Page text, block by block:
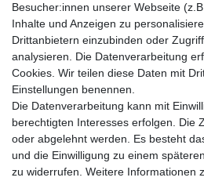
Newsletter
E-MAIL **
Hiermit bestätige ich, dass ich die
Einwilligung kann ich jederzeit widerrufen.**
Besucher:innen unserer Webseite
Inhalte und Anzeigen zu
Drittanbietern einzubinden oder
analysieren. Die Datenverarbeitung
Cookies. Wir teilen diese Daten mit
Einstellungen benennen.
Die Datenverarbeitung kann mit
berechtigten Interesses erfolgen. Die
oder abgelehnt werden. Es besteht
und die Einwilligung zu einem
zu widerrufen. Weitere Informationen